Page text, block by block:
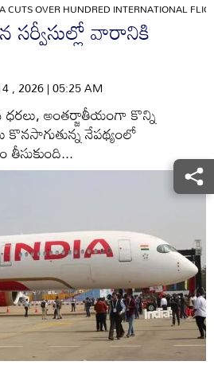
CUTS OVER HUNDRED INTERNATIONAL
వారానికి
, 2026 | 05:25 AM
ధరలు, అంతర్జాతీయంగా కొన్ని
కొనసాగుతున్న నేపథ్యంలో